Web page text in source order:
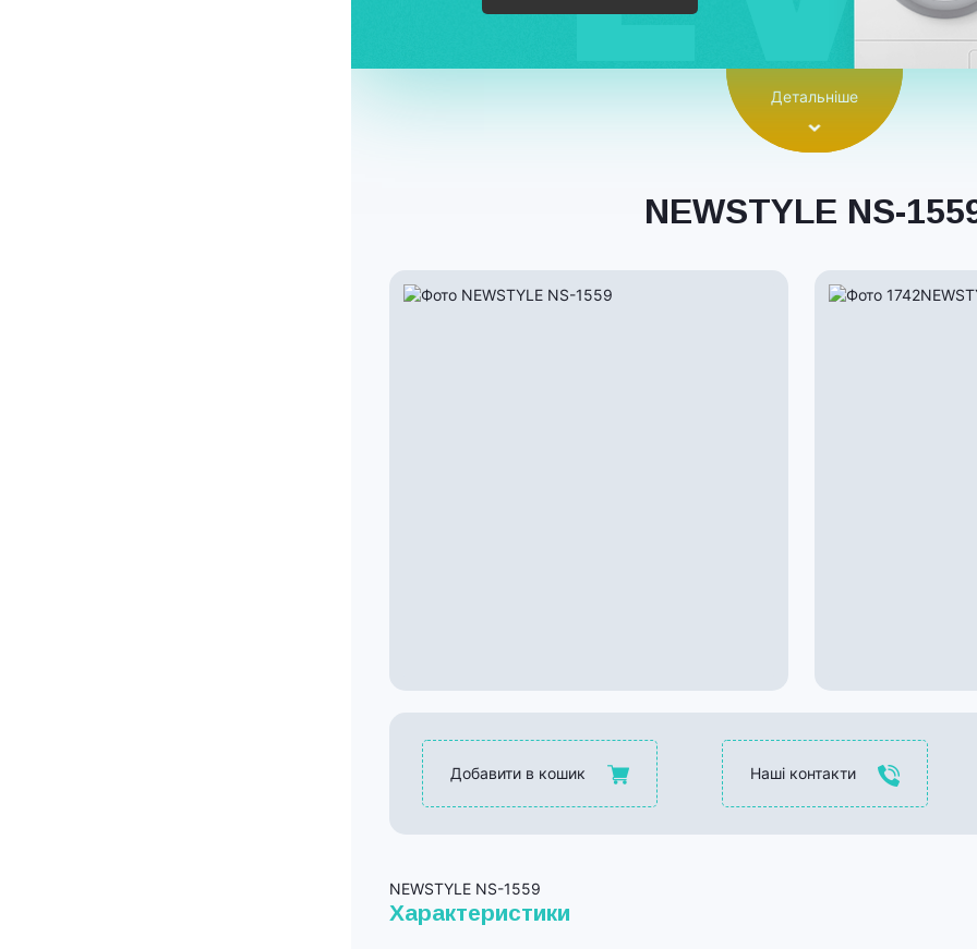
Детальніше
NEWSTYLE NS-
Добавити в кошик Наші контакти
NEWSTYLE NS-1559
Характеристики